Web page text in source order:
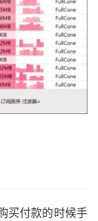
买付款的时候手